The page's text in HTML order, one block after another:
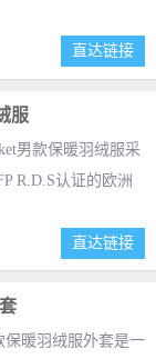
直达链接
服
男款保暖羽绒服采
R.D.S认证的欧洲
直达链接
保暖羽绒服外套是一